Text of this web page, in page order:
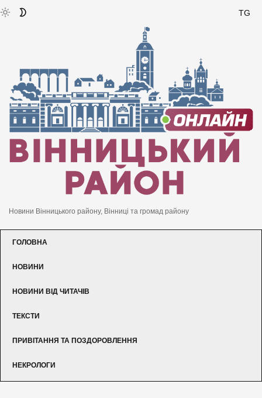
TG
Новини Вінницького району, Вінниці та громад району
ГОЛОВНА
НОВИНИ
НОВИНИ ВІД ЧИТАЧІВ
ТЕКСТИ
ПРИВІТАННЯ ТА ПОЗДОРОВЛЕННЯ
НЕКРОЛОГИ